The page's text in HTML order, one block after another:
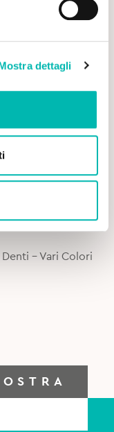
dettagli
Denti - Vari Colori